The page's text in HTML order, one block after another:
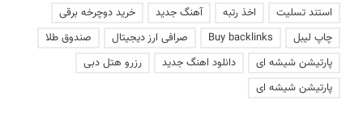
استند تسلیت
اخذ رتبه آهنگ جدید
خرید دوچرخه برقی
چاپ لیبل
Buy backlinks صرافی ارز دیجیتال
صندوق طلا
پارتیشن شیشه ای
دانلود اهنگ جدید
رزرو هتل دبی
پارتیشن شیشه ای